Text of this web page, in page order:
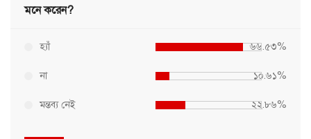
মনে করেন?
হ্যাঁ ৬৬.৫৩%
না ১০.৬১%
মন্তব্য নেই ২২.৮৬%